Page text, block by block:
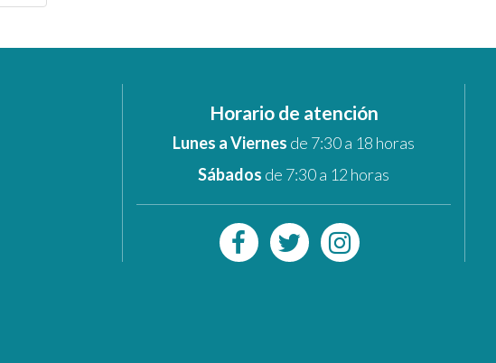
Horario de atención
Lunes a Viernes de 7:30 a 18 horas
Sábados de 7:30 a 12 horas